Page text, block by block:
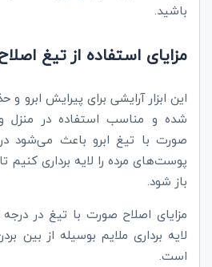
باشید.
مزایای استفاده از تیغ
این ابزار آرایشی برای پیرایش
شده و مناسب استفاده در منزل
صورت با تیغ ابرو باعث می‌شود
پوست‌های مرده را لایه برداری کنیم
باز شود.
مزایای اصلاح صورت با تیغ در
لایه برداری ملایم بوسیله از بین
است.